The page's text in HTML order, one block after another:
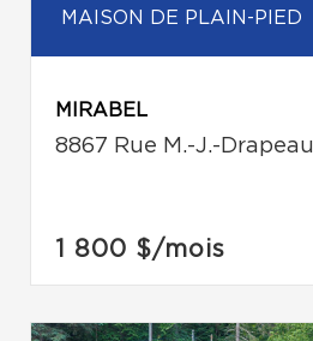
MAISON DE PLAIN-PIED
MIRABEL
8867 Rue M.-J.-Drapeau
1 800 $/mois